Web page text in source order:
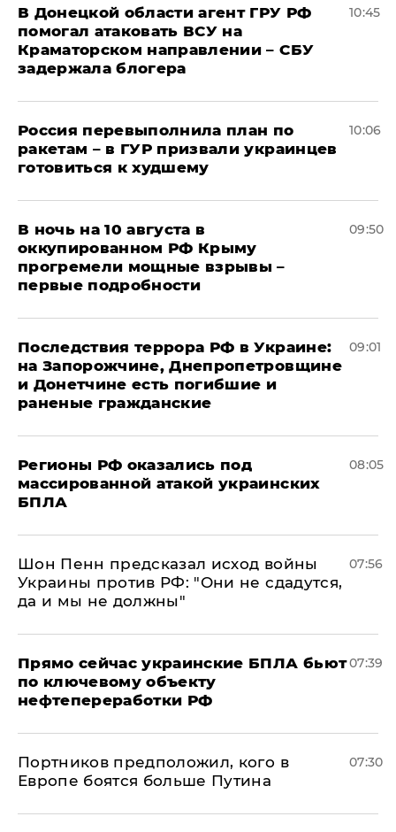
В Донецкой области агент ГРУ РФ
помогал атаковать ВСУ на
Краматорском направлении – СБУ
задержала блогера
10:45
Россия перевыполнила план по
ракетам – в ГУР призвали украинцев
готовиться к худшему
10:06
В ночь на 10 августа в
оккупированном РФ Крыму
прогремели мощные взрывы –
первые подробности
09:50
Последствия террора РФ в Украине:
на Запорожчине, Днепропетровщине
и Донетчине есть погибшие и
раненые гражданские
09:01
Регионы РФ оказались под
массированной атакой украинских
БПЛА
08:05
Шон Пенн предсказал исход войны
Украины против РФ: "Они не сдадутся,
да и мы не должны"
07:56
Прямо сейчас украинские БПЛА бьют
по ключевому объекту
нефтепереработки РФ
07:39
Портников предположил, кого в
Европе боятся больше Путина
07:30